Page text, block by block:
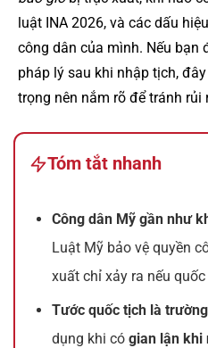
luật INA 2026, và các dấu
công dân của mình. Nếu bạn
pháp lý sau khi nhập tịch,
trọng nên nắm rõ để tránh rủi
Tóm tắt nhanh
Công dân Mỹ gần như
Luật Mỹ bảo vệ quyền
xuất chỉ xảy ra nếu
Tước quốc tịch là
dụng khi cógian lận khi